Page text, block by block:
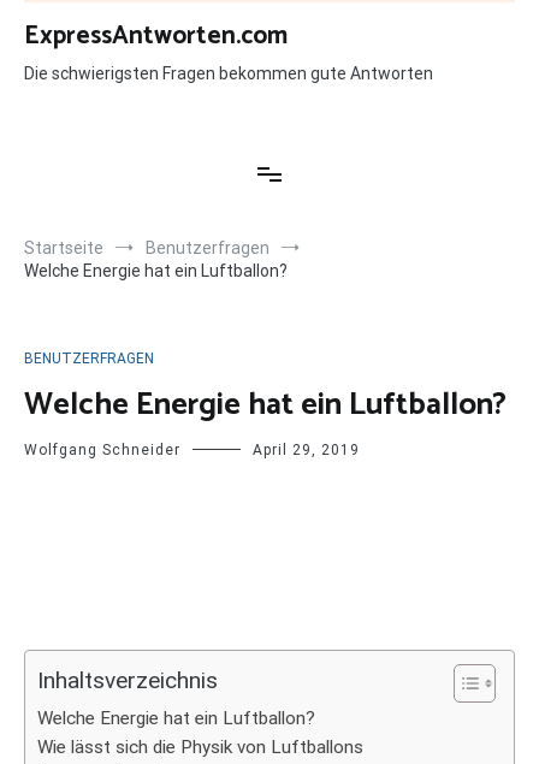
Zum
Inhalt
springen
ExpressAntworten.com
Die schwierigsten Fragen bekommen gute Antworten
Startseite
Benutzerfragen
Welche Energie hat ein Luftballon?
BENUTZERFRAGEN
Welche Energie hat ein Luftballon?
Wolfgang Schneider April 29, 2019
Inhaltsverzeichnis
Welche Energie hat ein Luftballon?
Wie lässt sich die Physik von Luftballons